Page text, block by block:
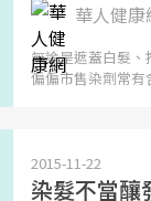
華人健
無論是遮蓋白髮
偏偏市售染劑常有
2015-11-22
染髮不當